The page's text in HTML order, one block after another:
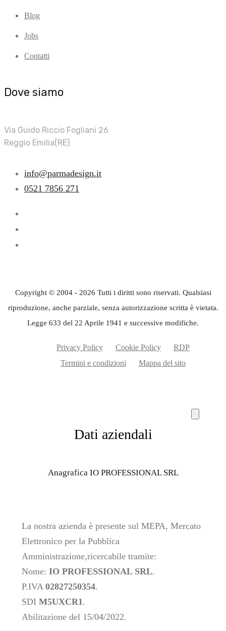
Blog
Jobs
Contatti
Dove siamo
Via Guido Riccio Fogliani 26
Reggio Emilia(RE)
info@parmadesign.it
0521 7856 271
Copyright © 2004 - 2026 Tutti i diritti sono riservati. Qualsiasi
riproduzione, anche parziale, senza autorizzazione scritta è vietata.
Legge 633 del 22 Aprile 1941 e successive modifiche.
Privacy Policy Cookie Policy
RDP
Termini e condizioni
Mappa del sito
Dati aziendali
Anagrafica IO PROFESSIONAL SRL
La nostra azienda è presente sul MEPA, Mercato
Elettronico per la Pubblica
Amministrazione,ricercabile tramite:
Nome:IO PROFESSIONAL SRL.
P.IVA02827250354.
SDIM5UXCR1.
Abilitazione del 15/04/2022.